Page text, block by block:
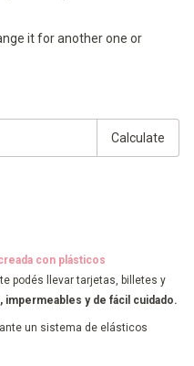
it for another one or
Calculate
con plásticos
podés llevar tarjetas, billetes y
impermeables y de fácil cuidado.
un sistema de elásticos